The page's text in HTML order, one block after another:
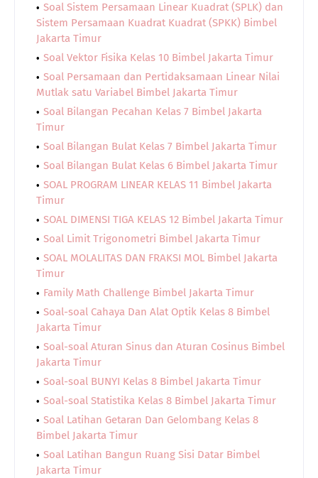
Soal Sistem Persamaan Linear Kuadrat (SPLK) dan
Sistem Persamaan Kuadrat Kuadrat (SPKK) Bimbel
Jakarta Timur
Soal Vektor Fisika Kelas 10 Bimbel Jakarta Timur
Soal Persamaan dan Pertidaksamaan Linear Nilai
Mutlak satu Variabel Bimbel Jakarta Timur
Soal Bilangan Pecahan Kelas 7 Bimbel Jakarta
Timur
Soal Bilangan Bulat Kelas 7 Bimbel Jakarta Timur
Soal Bilangan Bulat Kelas 6 Bimbel Jakarta Timur
SOAL PROGRAM LINEAR KELAS 11 Bimbel Jakarta
Timur
SOAL DIMENSI TIGA KELAS 12 Bimbel Jakarta Timur
Soal Limit Trigonometri Bimbel Jakarta Timur
SOAL MOLALITAS DAN FRAKSI MOL Bimbel Jakarta
Timur
Family Math Challenge Bimbel Jakarta Timur
Soal-soal Cahaya Dan Alat Optik Kelas 8 Bimbel
Jakarta Timur
Soal-soal Aturan Sinus dan Aturan Cosinus Bimbel
Jakarta Timur
Soal-soal BUNYI Kelas 8 Bimbel Jakarta Timur
Soal-soal Statistika Kelas 8 Bimbel Jakarta Timur
Soal Latihan Getaran Dan Gelombang Kelas 8
Bimbel Jakarta Timur
Soal Latihan Bangun Ruang Sisi Datar Bimbel
Jakarta Timur